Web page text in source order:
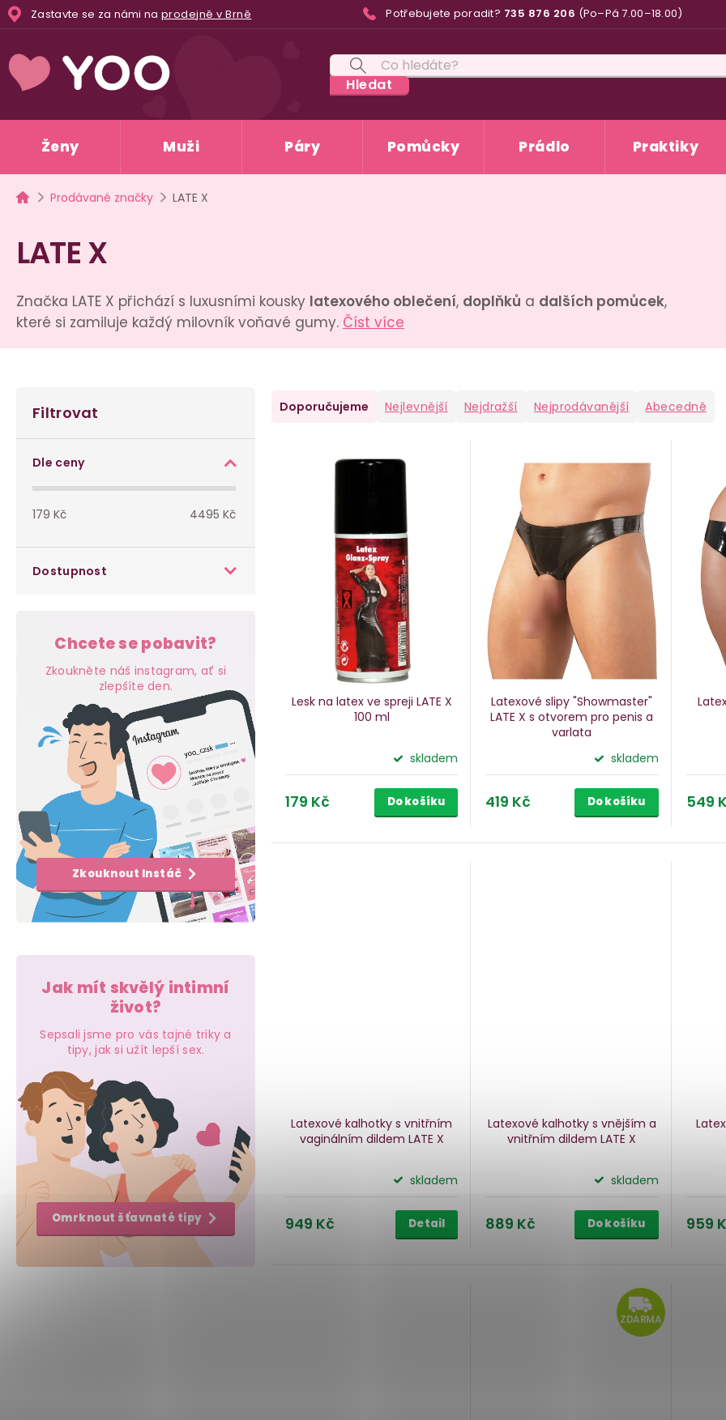
Přejít
na
Zastavte se za námi na prodejně v Brně Potřebujete poradit? 735 876 206 (Po–Pá 7.00–18.00)
Hledat
Ženy Muži Páry Pomůcky Prádlo Praktiky
Domů
Prodávané značky LATE X
LATE X
Značka LATE X přichází s luxusními kousky latexového oblečení, doplňků a dalších pomůcek,
které si zamiluje každý milovník voňavé gumy. Číst více
o
l
Filtrovat
Dle ceny
179 Kč 4495 Kč
Dostupnost
Chcete se pobavit?
Zkoukněte náš instagram, ať si
zlepšíte den.
Zkouknout Instáč
Jak mít skvělý intimní
život?
Sepsali jsme pro vás tajné triky a
tipy, jak si užít lepší sex.
Omrknout šťavnaté tipy
Ř
Doporučujeme Nejlevnější Nejdražší Nejprodávanější Abecedně
ů
Lesk na latex ve spreji LATE X
100 ml
skladem
179 Kč Do košíku
Latexové slipy "Showmaster"
LATE Xs otvorem pro penis a
varlata
skladem
419 Kč Do košíku 549
Latexové kalhotky s vnitřním
vaginálním dildem LATE X
skladem
949 Kč Detail
Latexové kalhotky s vnějším a
vnitřním dildem LATE X
skladem
889 Kč Do košíku 959
ZDARMA